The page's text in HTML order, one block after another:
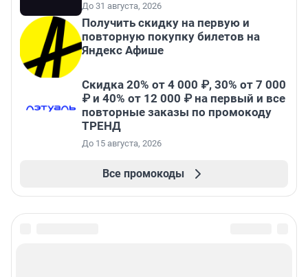
До 31 августа, 2026
Получить скидку на первую и
повторную покупку билетов на
Яндекс Афише
Скидка 20% от 4 000 ₽, 30% от 7 000
₽ и 40% от 12 000 ₽ на первый и все
повторные заказы по промокоду
ТРЕНД
До 15 августа, 2026
Все промокоды